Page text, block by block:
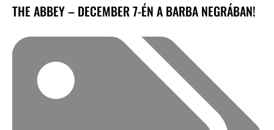
THE ABBEY – DECEMBER 7-ÉN A BARBA NEGRÁBAN!